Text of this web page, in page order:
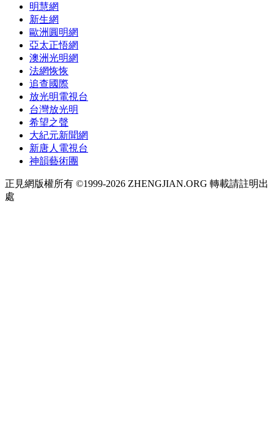
明慧網
新生網
歐洲圓明網
亞太正悟網
澳洲光明網
法網恢恢
追查國際
放光明電視台
台灣放光明
希望之聲
大紀元新聞網
新唐人電視台
神韻藝術團
正見網版權所有 ©1999-2026 ZHENGJIAN.ORG 轉載請註明出
處